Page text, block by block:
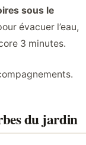
sous le
évacuer l’eau,
3 minutes.
du jardin